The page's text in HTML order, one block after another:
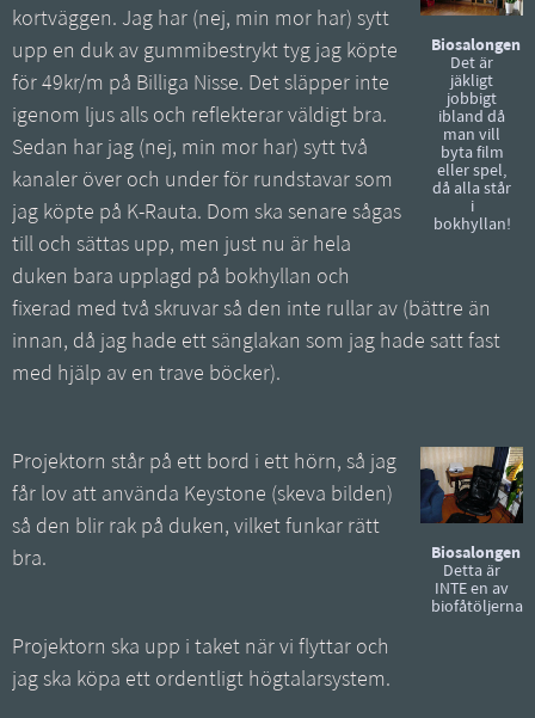
Biosalongen
Det är
jäkligt
jobbigt
ibland då
man vill
byta film
eller spel,
då alla står
i
bokhyllan!
kortväggen. Jag har (nej, min mor har) sytt
upp en duk av gummibestrykt tyg jag köpte
för 49kr/m på Billiga Nisse. Det släpper inte
igenom ljus alls och reflekterar väldigt bra.
Sedan har jag (nej, min mor har) sytt två
kanaler över och under för rundstavar som
jag köpte på K-Rauta. Dom ska senare sågas
till och sättas upp, men just nu är hela
duken bara upplagd på bokhyllan och
fixerad med två skruvar så den inte rullar av (bättre än
innan, då jag hade ett sänglakan som jag hade satt fast
med hjälp av en trave böcker).
Biosalongen
Detta är
INTE en av
biofåtöljerna!
Projektorn står på ett bord i ett hörn, så jag
får lov att använda Keystone (skeva bilden)
så den blir rak på duken, vilket funkar rätt
bra.
Projektorn ska upp i taket när vi flyttar och
jag ska köpa ett ordentligt högtalarsystem.